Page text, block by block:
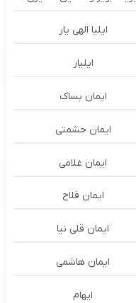
ایلیا الهی یار
ایلیار
ایمان بساک
ایمان حشمتی
ایمان غلامی
ایمان فلاح
ایمان قلی نیا
ایمان هاشمی
ایهام